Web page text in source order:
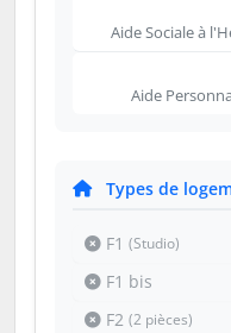
Aide Sociale à
Aide
Types de
F1 (Studio)
F1 bis
F2 (2 pièces)